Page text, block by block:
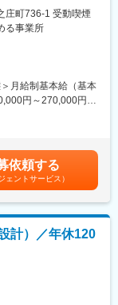
提示していただけ
社必須）
人前となるフォロー
度を充実させ、社
無い方でもソフト
キルを学んで頂きま
務に基づいた丁寧
指導致します。
提示していただけ
店勤務や教員、工場
企画、マーケティ
います。
3万社もの企業があ
良県×中小企業×DX
しています。
んな考えを持つ方
善策の説明
庄町736-1 受動喫煙
る事業所
月給制基本給（基本
円～270,000円そ
足＞＊経験・能力
手当＊記載の月給
標達成時は別途イ
給：年1回■賞与：
の金額であり、選
(月額)は固定手当を含
依頼する
ェントサービス）
計）／年休120